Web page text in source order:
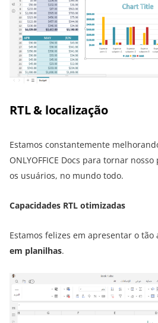
RTL & localização
Estamos constantemente
ONLYOFFICE Docs para tornar
os usuários, no mundo todo.
Capacidades RTL otimizadas
Estamos felizes em apresentar o tão
em planilhas.